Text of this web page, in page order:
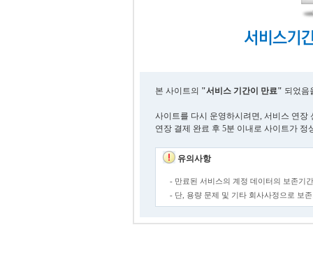
본 사이트의 "서비스 기간이 만료" 되었음
사이트를 다시 운영하시려면, 서비스 연장
연장 결제 완료 후 5분 이내로 사이트가 정
유의사항
- 만료된 서비스의 계정 데이터의 보존기
- 단, 용량 문제 및 기타 회사사정으로 보